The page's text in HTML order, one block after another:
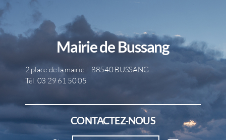
Mairie de Bussang
2 place de la mairie – 88540 BUSSANG
Tél. 03 29 61 50 05
CONTACTEZ-NOUS